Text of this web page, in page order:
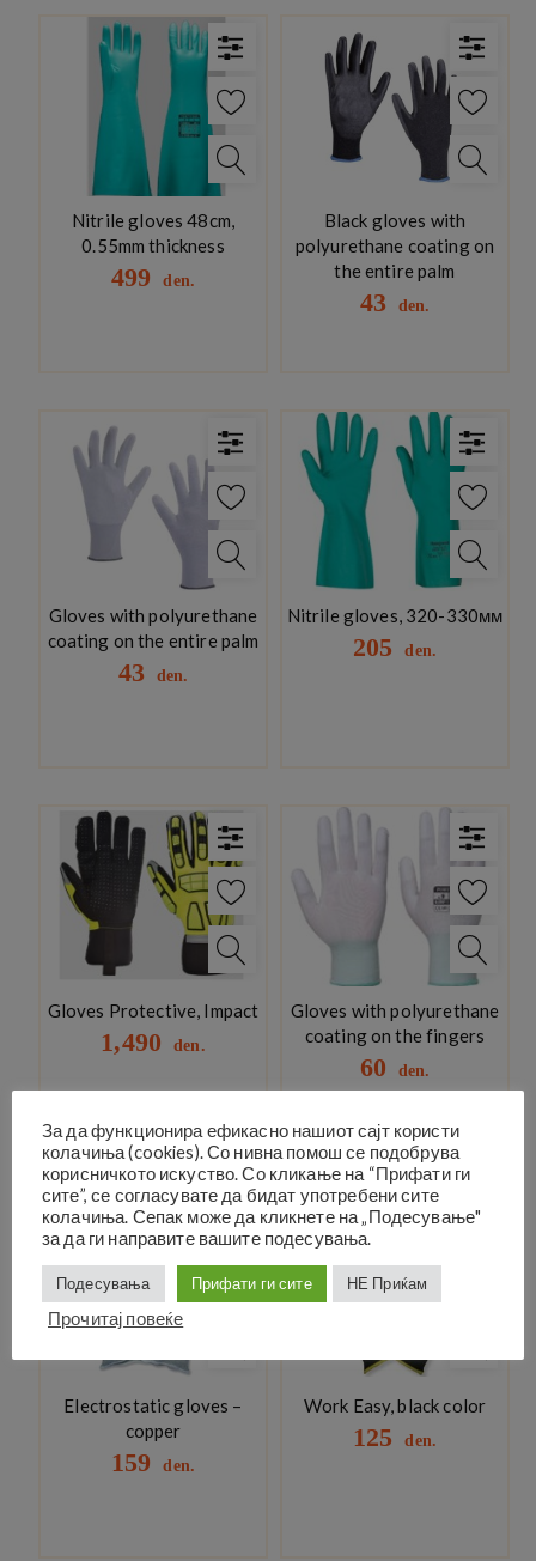
Nitrile gloves 48cm,
0.55mm thickness
499 den.
Black gloves with
polyurethane coating on
the entire palm
43 den.
Gloves with polyurethane
coating on the entire palm
43 den.
Nitrile gloves, 320-330мм
205 den.
Gloves Protective, Impact
1,490 den.
Gloves with polyurethane
coating on the fingers
60 den.
Electrostatic gloves –
copper
159 den.
Work Easy, black color
125 den.
За да функционира ефикасно нашиот сајт користи
колачиња (cookies). Со нивна помош се подобрува
корисничкото искуство. Со кликање на “Прифати ги
сите”, се согласувате да бидат употребени сите
колачиња. Сепак може да кликнете на „Подесување"
за да ги направите вашите подесувања.
Подесувања Прифати ги сите НЕ Приќам
Прочитај повеќе